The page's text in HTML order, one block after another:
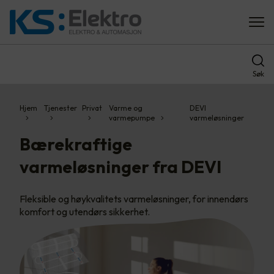
Søk
Hjem Tjenester Privat
Varme og
varmepumpe
DEVI
varmeløsninger
Bærekraftige
varmeløsninger fra DEVI
Fleksible og høykvalitets varmeløsninger, for innendørs
komfort og utendørs sikkerhet.